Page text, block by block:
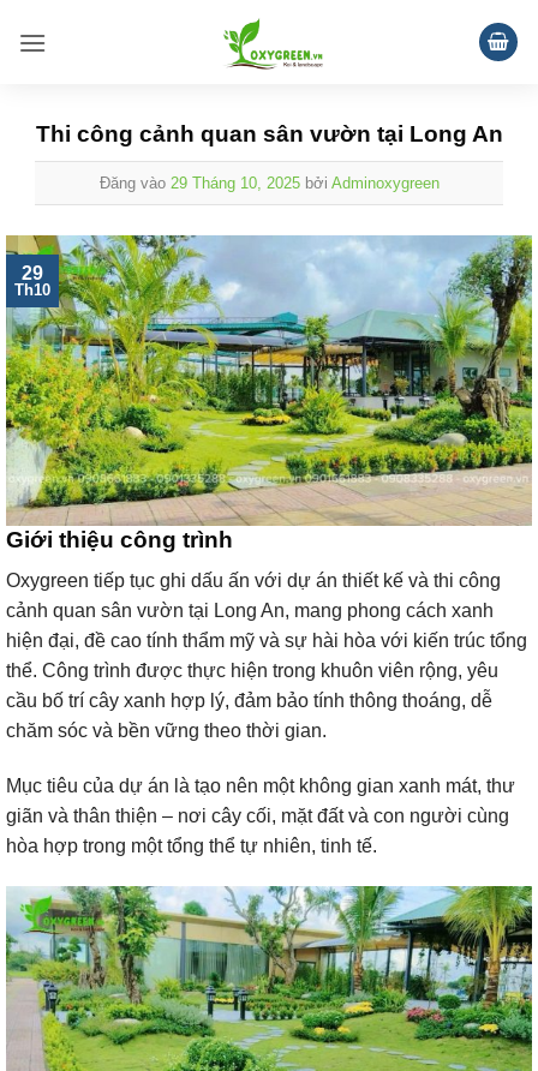
qua
Thi công cảnh quan sân vườn tại Long An
Đăng vào 29 Tháng 10, 2025 bởi Adminoxygreen
29
Th10
Giới thiệu công trình
Oxygreen tiếp tục ghi dấu ấn với dự án thiết kế và thi công
cảnh quan sân vườn tại Long An, mang phong cách xanh
hiện đại, đề cao tính thẩm mỹ và sự hài hòa với kiến trúc tổng
thể. Công trình được thực hiện trong khuôn viên rộng, yêu
cầu bố trí cây xanh hợp lý, đảm bảo tính thông thoáng, dễ
chăm sóc và bền vững theo thời gian.
Mục tiêu của dự án là tạo nên một không gian xanh mát, thư
giãn và thân thiện – nơi cây cối, mặt đất và con người cùng
hòa hợp trong một tổng thể tự nhiên, tinh tế.